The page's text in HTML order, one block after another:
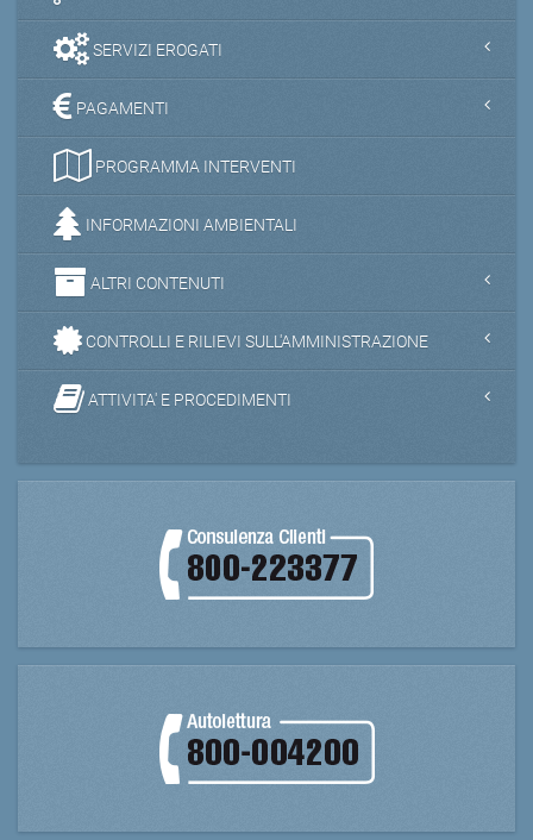
SERVIZI EROGATI
PAGAMENTI
PROGRAMMA INTERVENTI
INFORMAZIONI AMBIENTALI
ALTRI CONTENUTI
CONTROLLI E RILIEVI SULL'AMMINISTRAZIONE
ATTIVITA' E PROCEDIMENTI